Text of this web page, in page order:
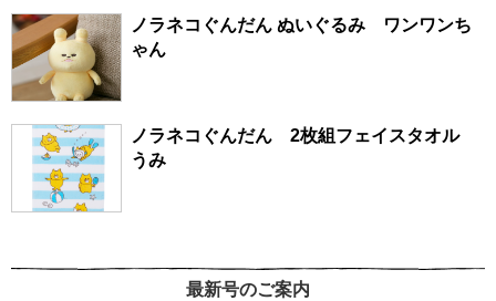
ノラネコぐんだん ぬいぐるみ ワンワンち
ゃん
ノラネコぐんだん 2枚組フェイスタオル
うみ
最新号のご案内